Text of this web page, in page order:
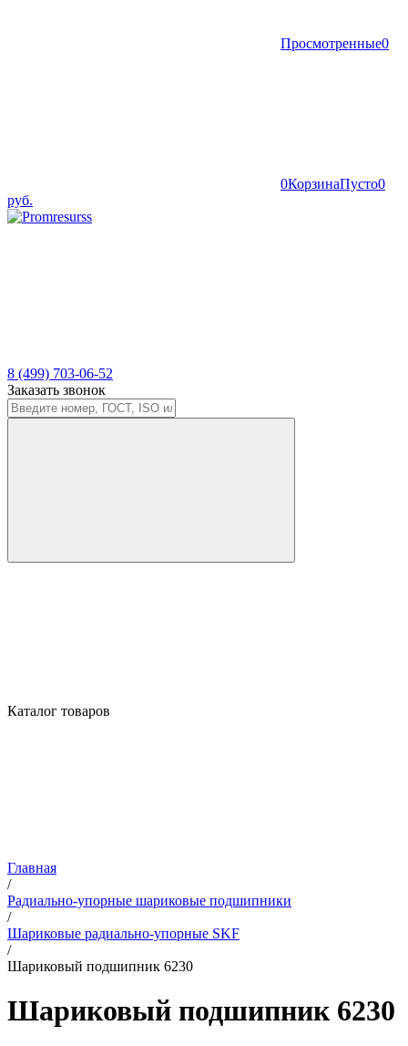
Просмотренные0
0КорзинаПусто0
руб.
8 (499) 703-06-52
Заказать звонок
Каталог товаров
Главная
/
Радиально-упорные шариковые подшипники
/
Шариковые радиально-упорные SKF
/
Шариковый подшипник 6230
Шариковый подшипник 6230